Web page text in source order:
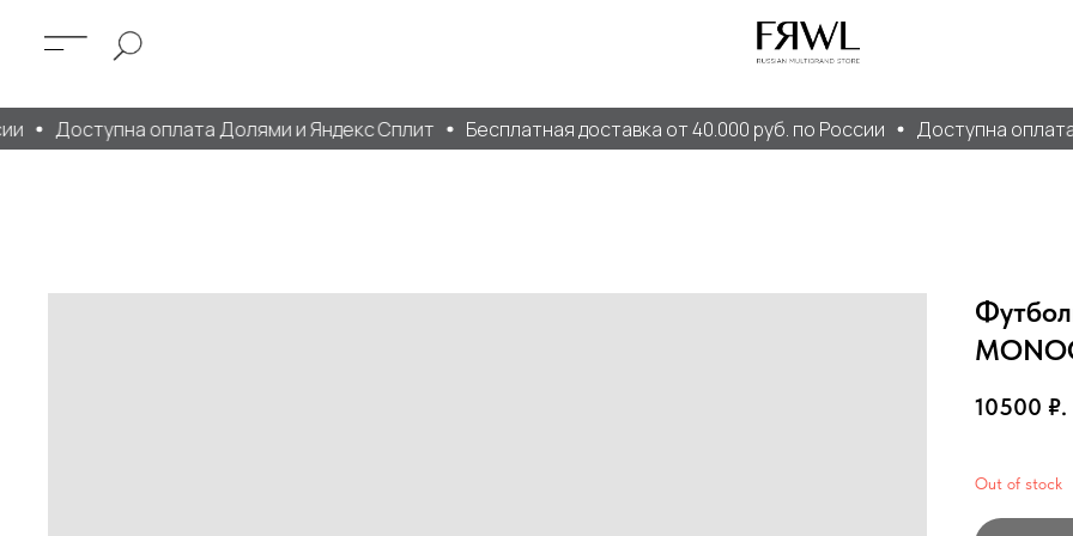
Доступна оплата Долями и Яндекс Сплит Бесплатная доставка от 40.000 руб. по России Доступна оплата
10500 ₽.
Out of stock